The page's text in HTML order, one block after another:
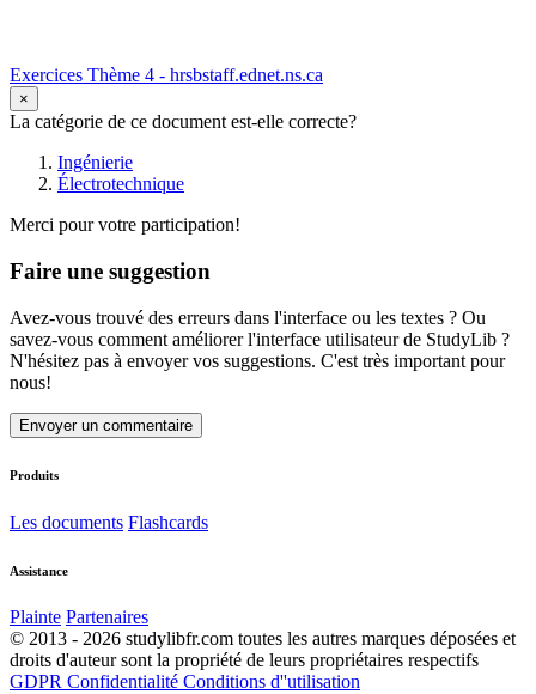
Exercices Thème 4 - hrsbstaff.ednet.ns.ca
×
La catégorie de ce document est-elle correcte?
Ingénierie
Électrotechnique
Merci pour votre participation!
Faire une suggestion
Avez-vous trouvé des erreurs dans l'interface ou les textes ? Ou
savez-vous comment améliorer l'interface utilisateur de StudyLib ?
N'hésitez pas à envoyer vos suggestions. C'est très important pour
nous!
Envoyer un commentaire
Produits
Les documents Flashcards
Assistance
Plainte Partenaires
© 2013 - 2026 studylibfr.com toutes les autres marques déposées et
droits d'auteur sont la propriété de leurs propriétaires respectifs
GDPR Confidentialité Conditions d''utilisation